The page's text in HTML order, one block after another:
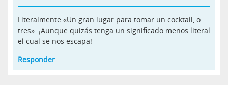
Literalmente «Un gran lugar para tomar un cocktail, o
tres». ¡Aunque quizás tenga un significado menos literal
el cual se nos escapa!
Responder